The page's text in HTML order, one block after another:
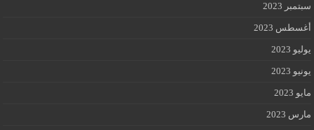
سبتمبر 2023
أغسطس 2023
يوليو 2023
يونيو 2023
مايو 2023
مارس 2023